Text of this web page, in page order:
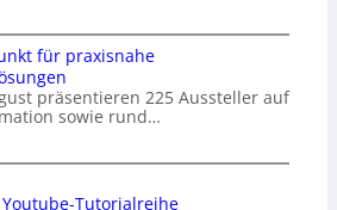
für praxisnahe
präsentieren 225 Aussteller auf
sowie rund…
Tutorialreihe